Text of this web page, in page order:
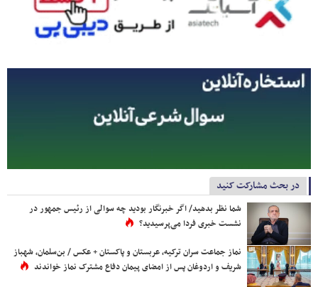
در بحث مشارکت کنید
شما نظر بدهید/ اگر خبرنگار بودید چه سوالی از رئیس جمهور در
نشست خبری فردا می‌پرسیدید؟
نماز جماعت سران ترکیه، عربستان و پاکستان + عکس / بن‌سلمان، شهباز
شریف و اردوغان پس از امضای پیمان دفاع مشترک نماز خواندند